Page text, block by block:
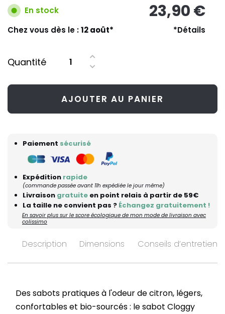
En stock 23,90 €
Chez vous dès le :12 août* *Détails
Quantité
AJOUTER AU PANIER
Paiement sécurisé
Expédition rapide
(commande passée avant 11h expédiée le jour même)
Livraison gratuite en point relais à partir de 59€
La taille ne convient pas ? Échangez gratuitement !
En savoir plus sur le score écologique de mon mode de livraison avec
colissimo
Description Dimensions Conseils d’entretien
Des sabots pratiques à l'odeur de citron, légers,
confortables et bio-sourcés : le sabot Cloggy